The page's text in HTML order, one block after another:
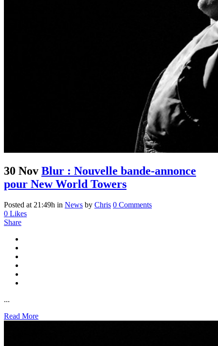
30 Nov Blur : Nouvelle bande-annonce
pour New World Towers
Posted at 21:49h in News by Chris 0 Comments
0 Likes
Share
...
Read More